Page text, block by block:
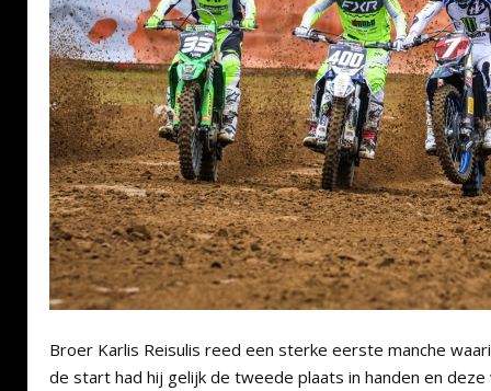
Broer Karlis Reisulis reed een sterke eerste manche
de start had hij gelijk de tweede plaats in handen en